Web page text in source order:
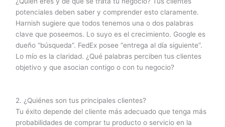
potenciales deben saber y comprender esto claramente.
Harnish sugiere que todos tenemos una o dos palabras
clave que poseemos. Lo suyo es el crecimiento. Google es
dueño “búsqueda”. FedEx posee “entrega al día siguiente”.
Lo mío es la claridad. ¿Qué palabras perciben tus clientes
objetivo y que asocian contigo o con tu negocio?
2. ¿Quiénes son tus principales clientes?
Tu éxito depende del cliente más adecuado que tenga más
probabilidades de comprar tu producto o servicio en la